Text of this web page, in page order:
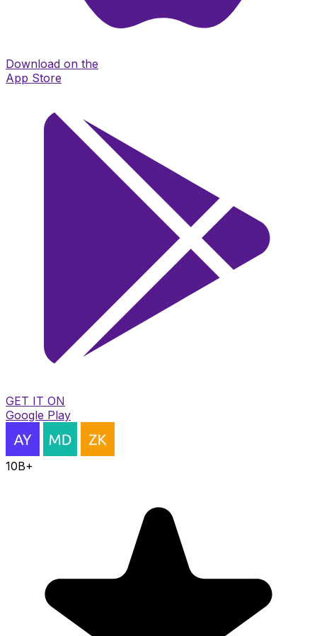
Download on the
App Store
GET IT ON
Google Play
10B+